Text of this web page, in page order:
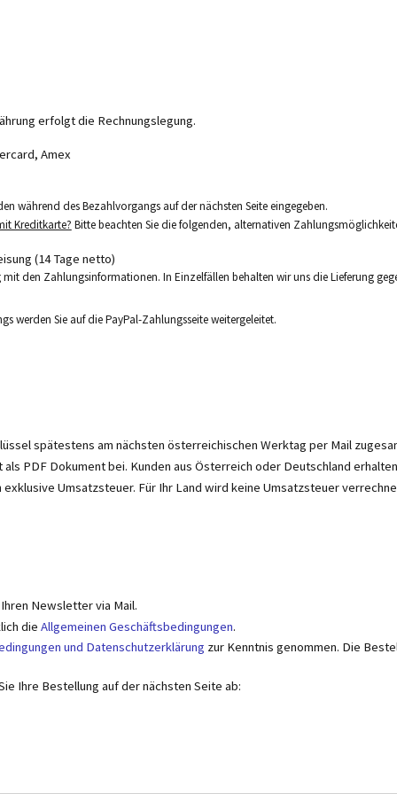
erfolgt die Rechnungslegung.
Amex
während des Bezahlvorgangs auf der nächsten Seite eingegeben.
Kreditkarte? Bitte beachten Sie die folgenden, alternativen
(14 Tage netto)
mit den Zahlungsinformationen. In Einzelfällen behalten wir uns die Lieferung
werden Sie auf die PayPal-Zahlungsseite weitergeleitet.
spätestens am nächsten österreichischen Werktag per Mail
als PDF Dokument bei. Kunden aus Österreich oder Deutschland
Umsatzsteuer. Für Ihr Land wird keine Umsatzsteuer
Newsletter via Mail.
die Allgemeinen Geschäftsbedingungen.
und Datenschutzerklärung zur Kenntnis genommen. Die
Ihre Bestellung auf der nächsten Seite ab: